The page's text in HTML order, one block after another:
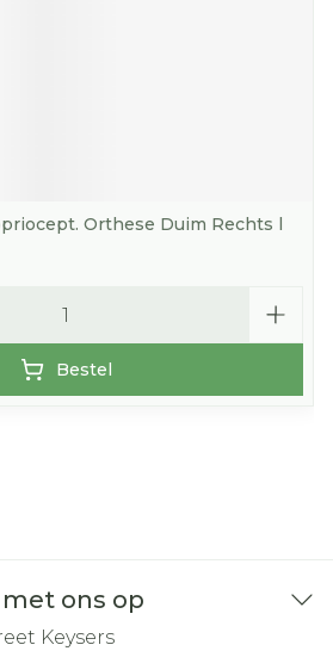
Orthese Duim Rechts l
Bestel
ons op
Keysers